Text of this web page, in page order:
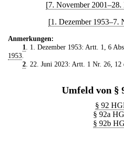
[7. November
[1. Dezember 1953–7.
Anmerkungen:
1. 1. Dezember 1953: Artt. 1, 6
1953.
2. 22. Juni 2023: Artt. 1 Nr. 26, 12
Umfeld von §
§ 92
§ 92a
§ 92b